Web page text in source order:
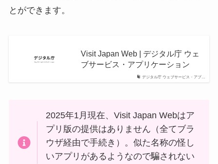
とができます。
デジタル庁 ウェブサービス・アプ…
Visit Japan Web | デジタル庁 ウェ
ブサービス・アプリケーション
2025年1月現在、Visit Japan Webはア
プリ版の提供はありません（全てブラ
ウザ経由で手続き）。似た名称の怪し
いアプリがあるようなので騙されない